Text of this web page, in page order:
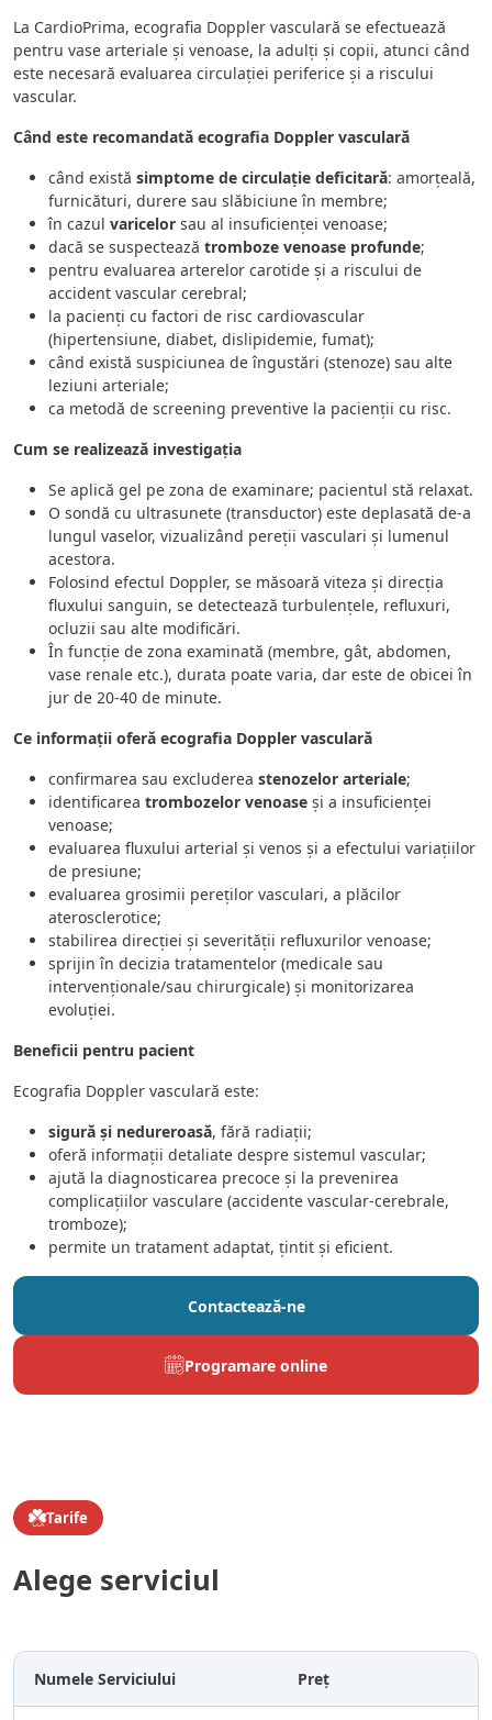
La CardioPrima, ecografia Doppler vasculară se efectuează
pentru vase arteriale și venoase, la adulți și copii, atunci când
este necesară evaluarea circulației periferice și a riscului
vascular.
Când este recomandată ecografia Doppler vasculară
când există simptome de circulație deficitară: amorțeală,
furnicături, durere sau slăbiciune în membre;
în cazul varicelor sau al insuficienței venoase;
dacă se suspectează tromboze venoase profunde;
pentru evaluarea arterelor carotide și a riscului de
accident vascular cerebral;
la pacienți cu factori de risc cardiovascular
(hipertensiune, diabet, dislipidemie, fumat);
când există suspiciunea de îngustări (stenoze) sau alte
leziuni arteriale;
ca metodă de screening preventive la pacienții cu risc.
Cum se realizează investigația
Se aplică gel pe zona de examinare; pacientul stă relaxat.
O sondă cu ultrasunete (transductor) este deplasată de-a
lungul vaselor, vizualizând pereții vasculari și lumenul
acestora.
Folosind efectul Doppler, se măsoară viteza și direcția
fluxului sanguin, se detectează turbulențele, refluxuri,
ocluzii sau alte modificări.
În funcție de zona examinată (membre, gât, abdomen,
vase renale etc.), durata poate varia, dar este de obicei în
jur de 20-40 de minute.
Ce informații oferă ecografia Doppler vasculară
confirmarea sau excluderea stenozelor arteriale;
identificarea trombozelor venoase și a insuficienței
venoase;
evaluarea fluxului arterial și venos și a efectului variațiilor
de presiune;
evaluarea grosimii pereților vasculari, a plăcilor
aterosclerotice;
stabilirea direcției și severității refluxurilor venoase;
sprijin în decizia tratamentelor (medicale sau
intervenționale/sau chirurgicale) și monitorizarea
evoluției.
Beneficii pentru pacient
Ecografia Doppler vasculară este:
sigură și nedureroasă, fără radiații;
oferă informații detaliate despre sistemul vascular;
ajută la diagnosticarea precoce și la prevenirea
complicațiilor vasculare (accidente vascular-cerebrale,
tromboze);
permite un tratament adaptat, țintit și eficient.
Contactează-ne
Programare online
Tarife
Alege serviciul
Numele Serviciului Preț